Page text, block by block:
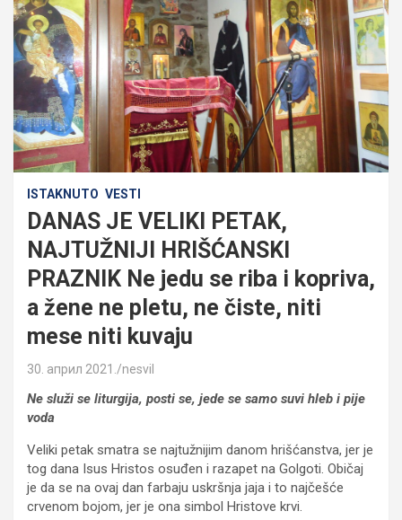
ISTAKNUTO VESTI
DANAS JE VELIKI PETAK,
NAJTUŽNIJI HRIŠĆANSKI
PRAZNIK Ne jedu se riba i kopriva,
a žene ne pletu, ne čiste, niti
mese niti kuvaju
30. април 2021. nesvil
Ne služi se liturgija, posti se, jede se samo suvi hleb i pije
voda
Veliki petak smatra se najtužnijim danom hrišćanstva, jer je
tog dana Isus Hristos osuđen i razapet na Golgoti. Običaj
je da se na ovaj dan farbaju uskršnja jaja i to najčešće
crvenom bojom, jer je ona simbol Hristove krvi.